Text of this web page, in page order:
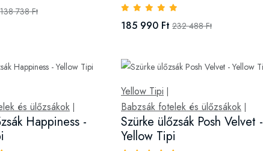
138 738 Ft
185 990 Ft 232 488 Ft
és ülőzsákok |
Happiness -
Yellow Tipi |
Babzsák fotelek és ülőzsákok|
Szürke ülőzsák Posh Velvet -
Yellow Tipi